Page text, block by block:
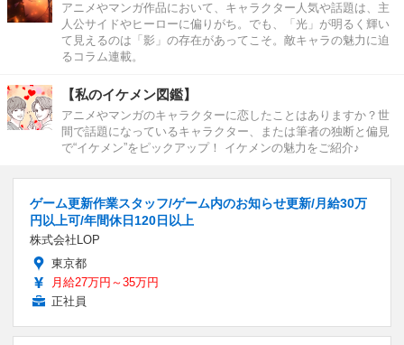
アニメやマンガ作品において、キャラクター人気や話題は、主
人公サイドやヒーローに偏りがち。でも、「光」が明るく輝い
て見えるのは「影」の存在があってこそ。敵キャラの魅力に迫
るコラム連載。
【私のイケメン図鑑】
アニメやマンガのキャラクターに恋したことはありますか？世
間で話題になっているキャラクター、または筆者の独断と偏見
で“イケメン”をピックアップ！ イケメンの魅力をご紹介♪
ゲーム更新作業スタッフ/ゲーム内のお知らせ更新/月給30万
円以上可/年間休日120日以上
株式会社LOP
東京都
月給27万円～35万円
正社員